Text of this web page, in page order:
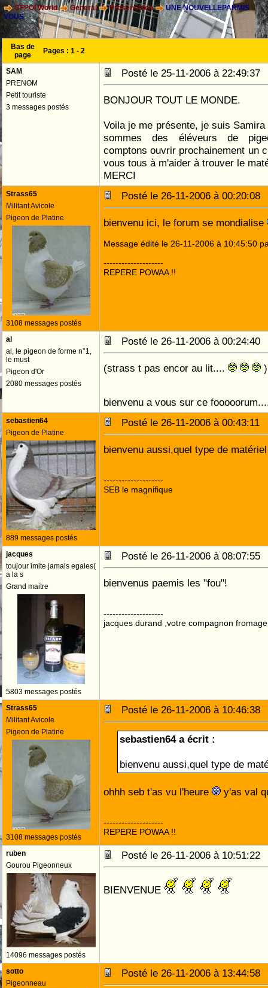
CFPOI World General Présentation
UNE NOUVELLEPARMIS
VOUS
Bas de
page
Pages : 1 - 2
SAM
PRENOM
Petit touriste
3 messages postés
Posté le 25-11-2006 à
BONJOUR TOUT LE MONDE.
Voila je me présente, je suis
sommes des éléveurs de
comptons ouvrir prochainement un
vous tous à m'aider à trouver le
MERCI
Strass65
Militant Avicole
Pigeon de Platine
3108 messages postés
Posté le 26-11-2006 à
bienvenu ici, le forum se mondialise
Message édité le 26-11-2006 à 10:45:50
--------------------
REPERE POWAA !!
al
al, le pigeon de forme n°1,
le must
Pigeon d'Or
2080 messages postés
Posté le 26-11-2006 à
(strass t pas encor au lit.... )
bienvenu a vous sur ce
sebastien64
Pigeon de Platine
889 messages postés
Posté le 26-11-2006 à 00:43:11
bienvenu aussi,quel type de
--------------------
SEB le magnifique
jacques
toujour imite jamais egales(
a la s
Grand maitre
5803 messages postés
Posté le 26-11-2006 à
bienvenus paemis les "fou"!
--------------------
jacques durand ,votre compagnon
Strass65
Militant Avicole
Pigeon de Platine
3108 messages postés
Posté le 26-11-2006 à
sebastien64 a écrit :
bienvenu aussi,quel type de
ohhh seb t'as vu l'heure y'as val
--------------------
REPERE POWAA !!
ruben
Gourou Pigeonneux
14096 messages postés
Posté le 26-11-2006 à
BIENVENUE
sotto
Pigeonneau
Posté le 26-11-2006 à